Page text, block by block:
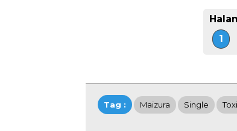
1
Tag : Maizura Single